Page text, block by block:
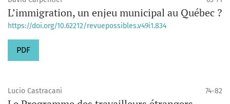
L’immigration, un enjeu municipal au Québec ?
https://doi.org/10.62212/revuepossibles.v49i1.834
PDF
Lucio Castracani 74-82